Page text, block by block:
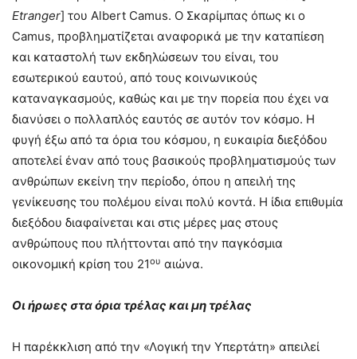
Etranger] του Albert Camus. Ο Σκαρίμπας όπως κι ο
Camus, προβληματίζεται αναφορικά με την καταπίεση
και καταστολή των εκδηλώσεων του είναι, του
εσωτερικού εαυτού, από τους κοινωνικούς
καταναγκασμούς, καθώς και με την πορεία που έχει να
διανύσει ο πολλαπλός εαυτός σε αυτόν τον κόσμο. Η
φυγή έξω από τα όρια του κόσμου, η ευκαιρία διεξόδου
αποτελεί έναν από τους βασικούς προβληματισμούς των
ανθρώπων εκείνη την περίοδο, όπου η απειλή της
γενίκευσης του πολέμου είναι πολύ κοντά. Η ίδια επιθυμία
διεξόδου διαφαίνεται και στις μέρες μας στους
ανθρώπους που πλήττονται από την παγκόσμια
οικονομική κρίση του 21ου αιώνα.
Οι ήρωες στα όρια τρέλας και μη τρέλας
Η παρέκκλιση από την «Λογική την Υπερτάτη» απειλεί